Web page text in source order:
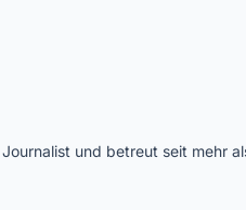
und betreut seit mehr